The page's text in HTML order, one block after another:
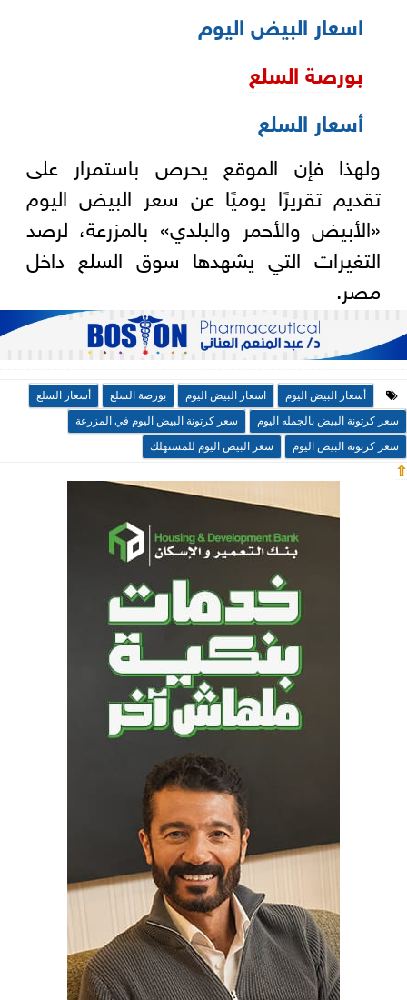
اسعار البيض اليوم
بورصة السلع
أسعار السلع
ولهذا فإن الموقع يحرص باستمرار على
تقديم تقريرًا يوميًا عن سعر البيض اليوم
«الأبيض والأحمر والبلدي» بالمزرعة، لرصد
التغيرات التي يشهدها سوق السلع داخل
مصر.
أسعار البيض اليوم اسعار البيض اليوم بورصة السلع
أسعار السلع
سعر كرتونة البيض بالجمله اليوم
سعر كرتونة البيض اليوم في المزرعة
سعر كرتونة البيض اليوم
سعر البيض اليوم للمستهلك
⇧